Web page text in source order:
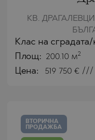
КВ.
Клас на
Площ: 200.10 м2
Цена: 519 750 € ///
ВТОРИЧНА
ПРОДАЖБА